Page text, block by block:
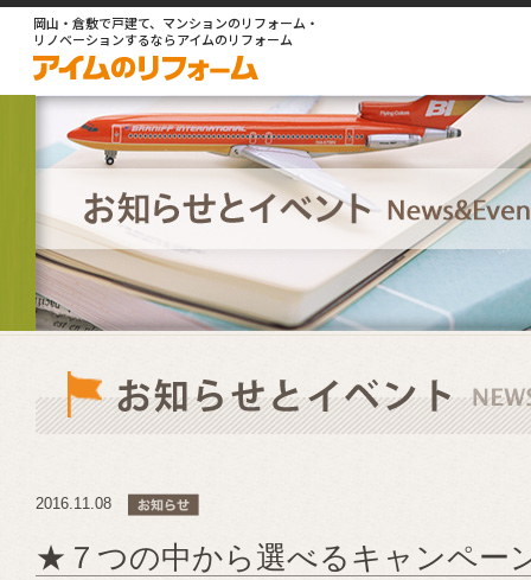
岡山・倉敷で戸建て、マンションのリフォーム・
リノベーションするならアイムのリフォーム
2016.11.08
★７つの中から選べるキャンペー